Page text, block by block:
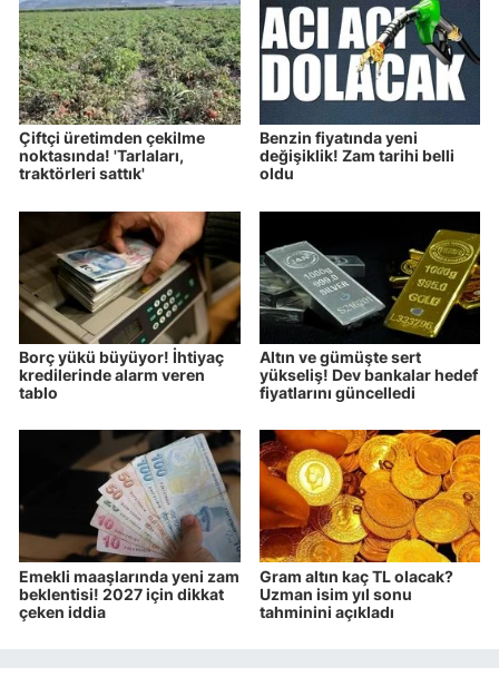
Çiftçi üretimden çekilme
noktasında! 'Tarlaları,
traktörleri sattık'
Benzin fiyatında yeni
değişiklik! Zam tarihi belli
oldu
Borç yükü büyüyor! İhtiyaç
kredilerinde alarm veren
tablo
Altın ve gümüşte sert
yükseliş! Dev bankalar hedef
fiyatlarını güncelledi
Emekli maaşlarında yeni zam
beklentisi! 2027 için dikkat
çeken iddia
Gram altın kaç TL olacak?
Uzman isim yıl sonu
tahminini açıkladı